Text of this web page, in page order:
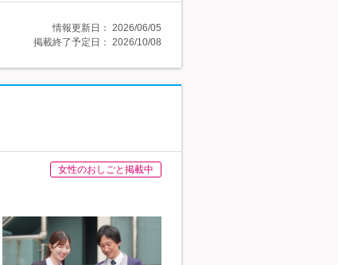
情報更新日： 2026/06/05
掲載終了予定日： 2026/10/08
女性のおしごと掲載中